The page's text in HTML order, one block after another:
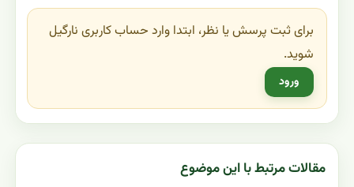
برای ثبت پرسش یا نظر، ابتدا وارد حساب کاربری نارگیل
شوید.
ورود
مقالات مرتبط با این موضوع